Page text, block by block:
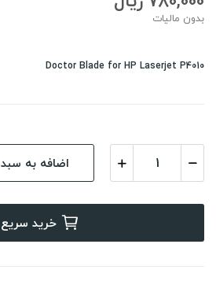
بدون مالیات
Doctor Blade for HP Laserjet P4010
اضافه به سبد
خرید سریع